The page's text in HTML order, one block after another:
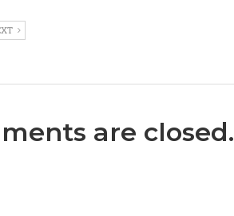
are closed.